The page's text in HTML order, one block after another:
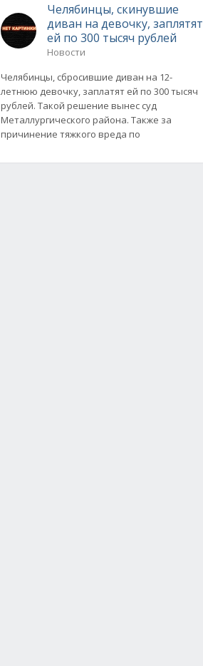
Челябинцы, скинувшие
диван на девочку, заплятят
ей по 300 тысяч рублей
Новости
Челябинцы, сбросившие диван на 12-
летнюю девочку, заплатят ей по 300 тысяч
рублей. Такой решение вынес суд
Металлургического района. Также за
причинение тяжкого вреда по